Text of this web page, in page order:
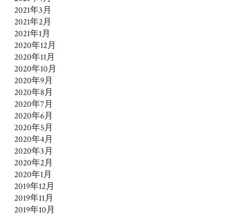
2021年3月
2021年2月
2021年1月
2020年12月
2020年11月
2020年10月
2020年9月
2020年8月
2020年7月
2020年6月
2020年5月
2020年4月
2020年3月
2020年2月
2020年1月
2019年12月
2019年11月
2019年10月